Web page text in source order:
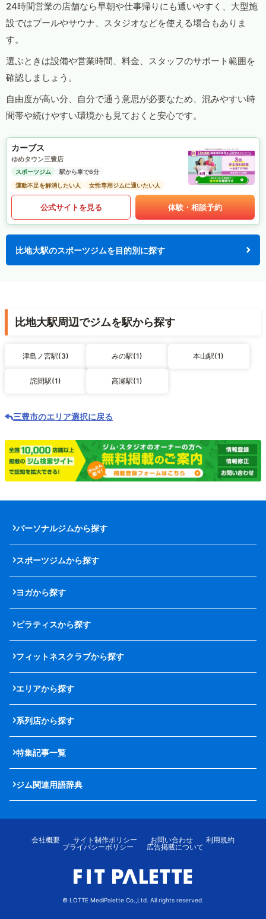
24時間営業の店舗なら早朝や仕事帰りにも通いやすく、大型施
設ではプールやサウナ、スタジオなどを使える場合もありま
す。
選ぶときは設備や営業時間、料金、スタッフのサポート範囲を
確認しましょう。
自由度が高い分、自分で通う意思が必要なため、混みやすい時
間帯や続けやすい環境かも見ておくと安心です。
カーブス
ゆめタウン三豊店
スポーツジム
駅から車で6分
運動不足を解消したい人
女性専用ジムに通いたい人
公式サイトを見る 体験・相談予約
比地大駅のスポーツジムを目的別に探す
比地大駅周辺でジムを駅から探す
津島ノ宮駅(3) みの駅(1) 本山駅(1)
詫間駅(1) 高瀬駅(1)
三豊市のエリア選択に戻る
パーソナルジムから探す
スポーツジムから探す
ヨガから探す
ピラティスから探す
フィットネスクラブから探す
エリアから探す
系列店から探す
特集記事一覧
ジム関連用語辞典
会社概要 サイト制作ポリシー お問い合わせ
利用規約
プライバシーポリシー
広告掲載について
© LOTTE MediPalette Co.,Ltd. All rights reserved.